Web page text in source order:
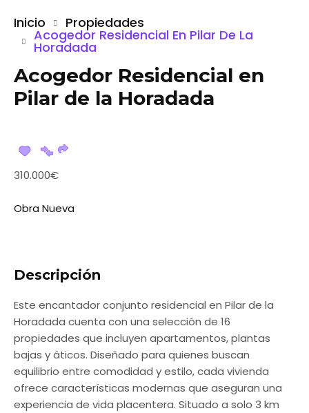
Inicio Propiedades
Acogedor Residencial En Pilar De La
Horadada
Acogedor Residencial en
Pilar de la Horadada
310.000€
Obra Nueva
Descripción
Este encantador conjunto residencial en Pilar de la
Horadada cuenta con una selección de 16
propiedades que incluyen apartamentos, plantas
bajas y áticos. Diseñado para quienes buscan
equilibrio entre comodidad y estilo, cada vivienda
ofrece características modernas que aseguran una
experiencia de vida placentera. Situado a solo 3 km